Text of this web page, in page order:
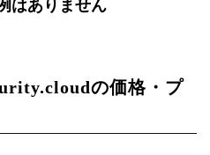
はありません
の価格・プ